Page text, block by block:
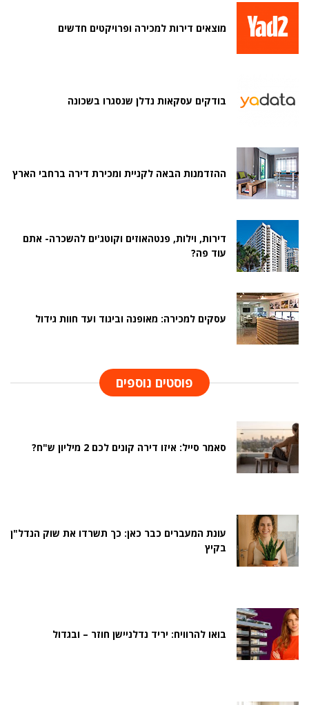
מוצאים דירות למכירה ופרויקטים חדשים
בודקים עסקאות נדלן שנסגרו בשכונה
ההזדמנות הבאה לקניית ומכירת דירה ברחבי הארץ
דירות, וילות, פנטהאוזים וקוטג'ים להשכרה- אתם
עוד פה?
עסקים למכירה: מאופנה וביגוד ועד חוות גידול
פוסטים נוספים
סאמר סייל: איזו דירה קונים לכם 2 מיליון ש"ח?
עונת המעברים כבר כאן: כך תשרדו את שוק הנדל"ן
בקיץ
בואו להרוויח: יריד נדלניישן חוזר – ובגדול